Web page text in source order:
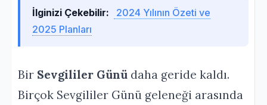
İlginizi Çekebilir:
2024 Yılının Özeti ve
2025 Planları
Bir Sevgililer Günü daha geride kaldı.
Birçok Sevgililer Günü geleneği arasında